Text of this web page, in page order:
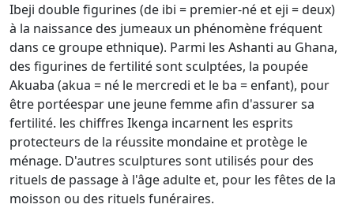
Ibeji double figurines (de ibi = premier-né et eji = deux)
à la naissance des jumeaux un phénomène fréquent
dans ce groupe ethnique). Parmi les Ashanti au Ghana,
des figurines de fertilité sont sculptées, la poupée
Akuaba (akua = né le mercredi et le ba = enfant), pour
être portéespar une jeune femme afin d'assurer sa
fertilité. les chiffres Ikenga incarnent les esprits
protecteurs de la réussite mondaine et protège le
ménage. D'autres sculptures sont utilisés pour des
rituels de passage à l'âge adulte et, pour les fêtes de la
moisson ou des rituels funéraires.